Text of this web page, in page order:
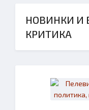
НОВИНКИ И
КРИТИКА